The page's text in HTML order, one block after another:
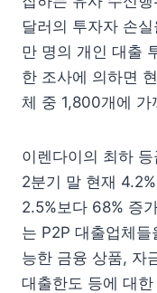
달러의 투자자 손
만 명의 개인 대출
한 조사에 의하면
체 중 1,800개에 가
이렌다이의 최하
2분기 말 현재
2.5%보다 68% 증
는 P2P 대출업체
능한 금융 상품, 자
대출한도 등에 대